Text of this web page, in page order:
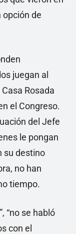
opción de
juegan al
Rosada
el Congreso.
del Jefe
le pongan
su destino
no han
tiempo.
“no se habló
con el